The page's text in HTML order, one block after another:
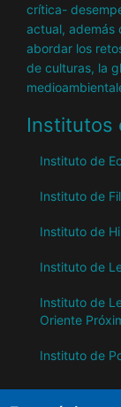
crítica-
actual, además
abordar los
de culturas, la
Institutos
Instituto de
Instituto de
Instituto de
Instituto de
Instituto de
Oriente
Instituto de